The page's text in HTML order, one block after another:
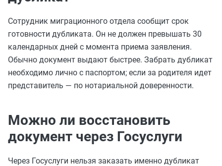
Сотрудник миграционного отдела сообщит срок
готовности дубликата. Он не должен превышать 30
календарных дней с момента приема заявления.
Обычно документ выдают быстрее. Забрать дубликат
необходимо лично с паспортом; если за родителя идет
представитель — по нотариальной доверенности.
Можно ли восстановить
документ через Госуслуги
Через Госуслуги нельзя заказать именно дубликат